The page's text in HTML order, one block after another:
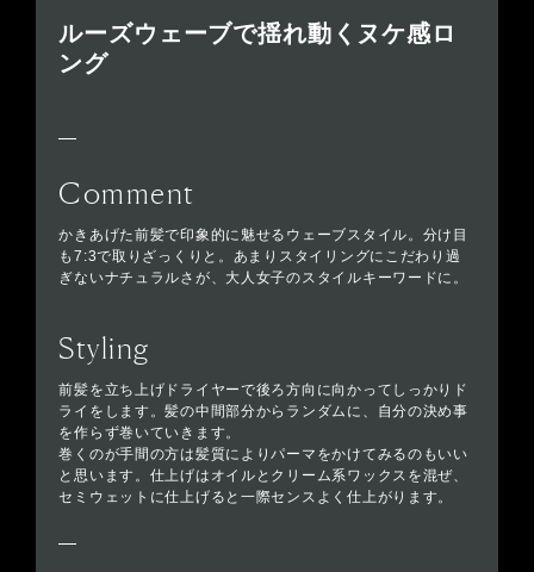
ルーズウェーブで揺れ動くヌケ感ロ
ング
Comment
かきあげた前髪で印象的に魅せるウェーブスタイル。分け目
も7:3で取りざっくりと。あまりスタイリングにこだわり過
ぎないナチュラルさが、大人女子のスタイルキーワードに。
Styling
前髪を立ち上げドライヤーで後ろ方向に向かってしっかりド
ライをします。髪の中間部分からランダムに、自分の決め事
を作らず巻いていきます。
巻くのが手間の方は髪質によりパーマをかけてみるのもいい
と思います。仕上げはオイルとクリーム系ワックスを混ぜ、
セミウェットに仕上げると一際センスよく仕上がります。